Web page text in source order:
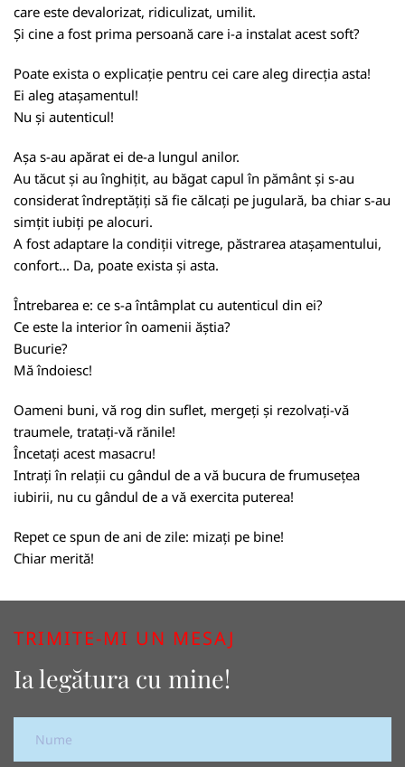
care este devalorizat, ridiculizat, umilit.
Și cine a fost prima persoană care i-a instalat acest soft?
Poate exista o explicație pentru cei care aleg direcția asta!
Ei aleg atașamentul!
Nu și autenticul!
Așa s-au apărat ei de-a lungul anilor.
Au tăcut și au înghițit, au băgat capul în pământ și s-au
considerat îndreptățiți să fie călcați pe jugulară, ba chiar s-au
simțit iubiți pe alocuri.
A fost adaptare la condiții vitrege, păstrarea atașamentului,
confort... Da, poate exista și asta.
Întrebarea e: ce s-a întâmplat cu autenticul din ei?
Ce este la interior în oamenii ăștia?
Bucurie?
Mă îndoiesc!
Oameni buni, vă rog din suflet, mergeți și rezolvați-vă
traumele, tratați-vă rănile!
Încetați acest masacru!
Intrați în relații cu gândul de a vă bucura de frumusețea
iubirii, nu cu gândul de a vă exercita puterea!
Repet ce spun de ani de zile: mizați pe bine!
Chiar merită!
TRIMITE-MI UN MESAJ
Ia legătura cu mine!